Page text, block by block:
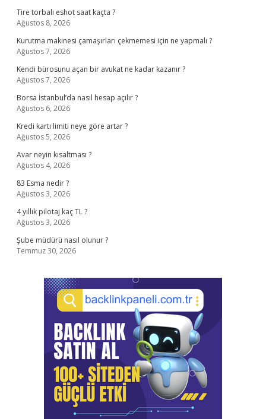
Tire torbalı eshot saat kaçta ?
Ağustos 8, 2026
Kurutma makinesi çamaşırları çekmemesi için ne yapmalı ?
Ağustos 7, 2026
Kendi bürosunu açan bir avukat ne kadar kazanır ?
Ağustos 7, 2026
Borsa İstanbul’da nasıl hesap açılır ?
Ağustos 6, 2026
Kredi kartı limiti neye göre artar ?
Ağustos 5, 2026
Avar neyin kısaltması ?
Ağustos 4, 2026
83 Esma nedir ?
Ağustos 3, 2026
4 yıllık pilotaj kaç TL ?
Ağustos 3, 2026
Şube müdürü nasıl olunur ?
Temmuz 30, 2026